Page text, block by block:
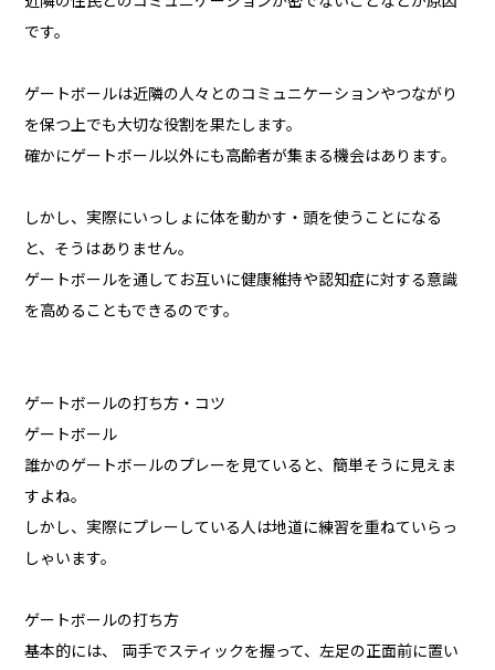
です。
ゲートボールは近隣の人々とのコミュニケーションやつながり
を保つ上でも大切な役割を果たします。
確かにゲートボール以外にも高齢者が集まる機会はあります。
しかし、実際にいっしょに体を動かす・頭を使うことになる
と、そうはありません。
ゲートボールを通してお互いに健康維持や認知症に対する意識
を高めることもできるのです。
ゲートボールの打ち方・コツ
ゲートボール
誰かのゲートボールのプレーを見ていると、簡単そうに見えま
すよね。
しかし、実際にプレーしている人は地道に練習を重ねていらっ
しゃいます。
ゲートボールの打ち方
基本的には、 両手でスティックを握って、左足の正面前に置い